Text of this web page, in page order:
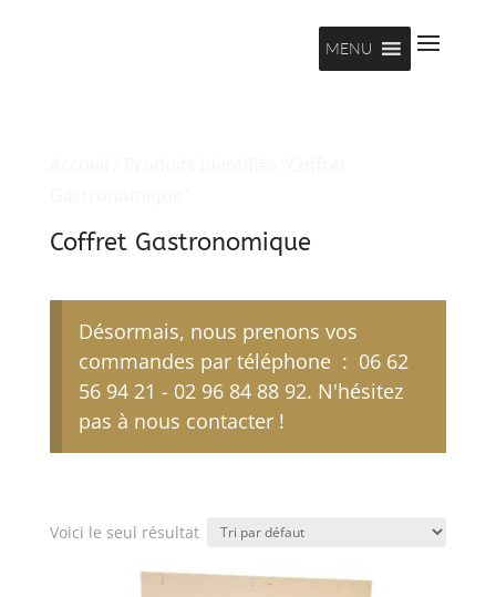
MENU
Coffret Gastronomique
Désormais, nous prenons vos
commandes par téléphone : 06 62
56 94 21 - 02 96 84 88 92. N'hésitez
pas à nous contacter !
Voici le seul résultat